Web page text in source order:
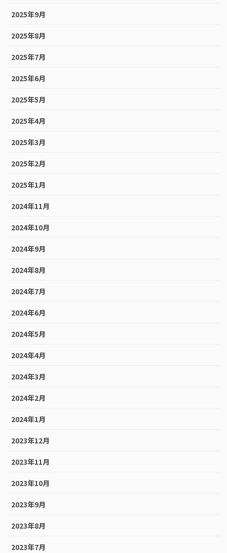
2025年9月
2025年8月
2025年7月
2025年6月
2025年5月
2025年4月
2025年3月
2025年2月
2025年1月
2024年11月
2024年10月
2024年9月
2024年8月
2024年7月
2024年6月
2024年5月
2024年4月
2024年3月
2024年2月
2024年1月
2023年12月
2023年11月
2023年10月
2023年9月
2023年8月
2023年7月